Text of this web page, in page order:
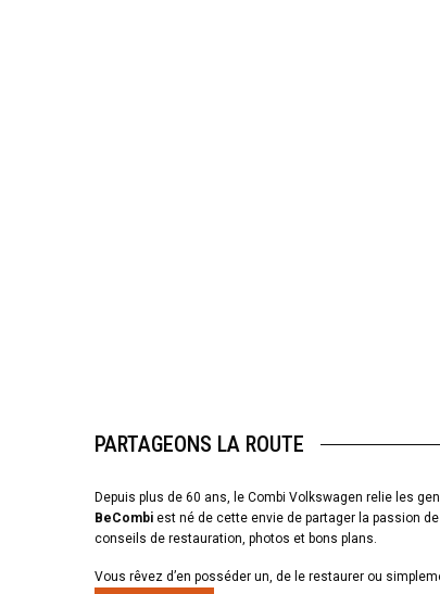
PARTAGEONS LA ROUTE
Depuis plus de 60 ans, le Combi Volkswagen relie les
BeCombi est né de cette envie de partager la passion
conseils de restauration, photos et bons plans.
Vous rêvez d’en posséder un, de le restaurer ou